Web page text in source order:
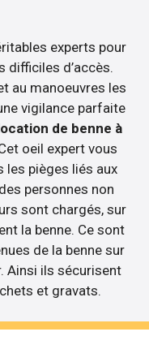
experts pour
difficiles d’accès.
au manoeuvres les
vigilance parfaite
de benne à
oeil expert vous
les pièges liés aux
personnes non
sont chargés, sur
la benne. Ce sont
de la benne sur
Ainsi ils sécurisent
et gravats.